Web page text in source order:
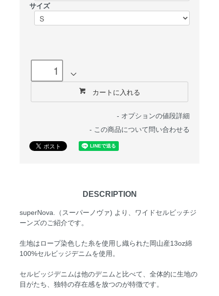
サイズ
カートに入れる
- オプションの値段詳細
- この商品について問い合わせる
DESCRIPTION
superNova.（スーパーノヴァ) より、ワイドセルビッチジ
ーンズのご紹介です。
生地はロープ染色した糸を使用し織られた岡山産13oz綿
100%セルビッジデニムを使用。
セルビッジデニムは他のデニムと比べて、全体的に生地の
目がたち、独特の存在感を放つのが特徴です。